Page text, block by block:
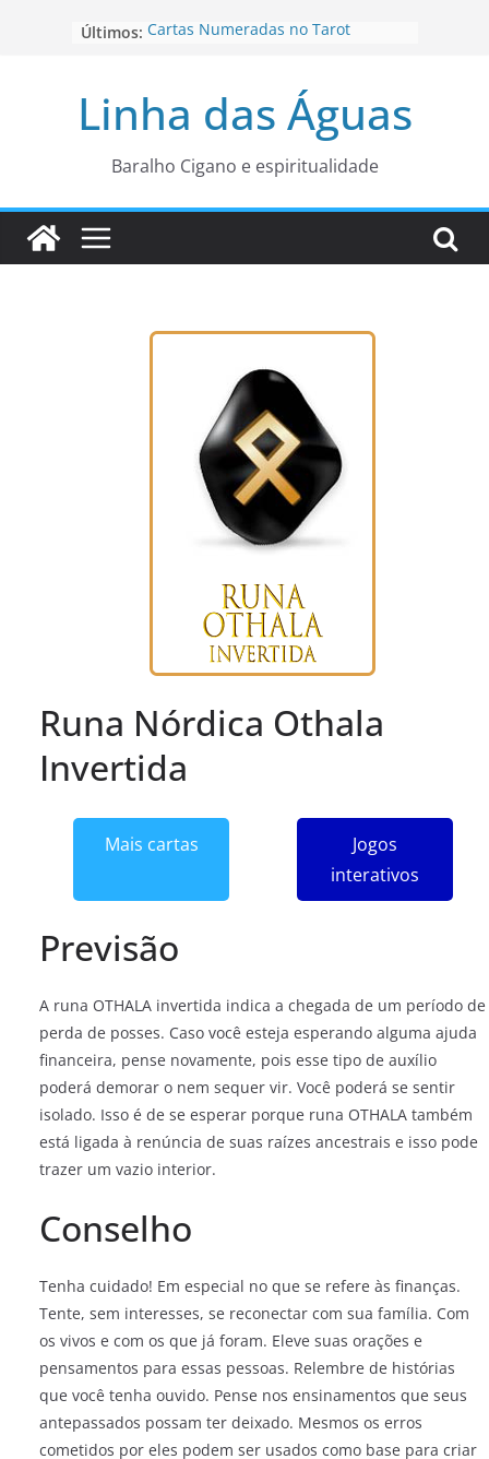
Últimos: Cartas Numeradas no Tarot
para está fase
Os Naipes no Tarot
Cartas da Corte no Tarot
Linha das Águas
Baralho Cigano e espiritualidade
Runa Nórdica Othala
Invertida
Mais cartas
Jogos
interativos
Previsão
A runa OTHALA invertida indica a chegada de um período de
perda de posses. Caso você esteja esperando alguma ajuda
financeira, pense novamente, pois esse tipo de auxílio
poderá demorar o nem sequer vir. Você poderá se sentir
isolado. Isso é de se esperar porque runa OTHALA também
está ligada à renúncia de suas raízes ancestrais e isso pode
trazer um vazio interior.
Conselho
Tenha cuidado! Em especial no que se refere às finanças.
Tente, sem interesses, se reconectar com sua família. Com
os vivos e com os que já foram. Eleve suas orações e
pensamentos para essas pessoas. Relembre de histórias
que você tenha ouvido. Pense nos ensinamentos que seus
antepassados possam ter deixado. Mesmos os erros
cometidos por eles podem ser usados como base para criar